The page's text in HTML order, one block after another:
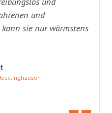
und
sie nur wärmstens